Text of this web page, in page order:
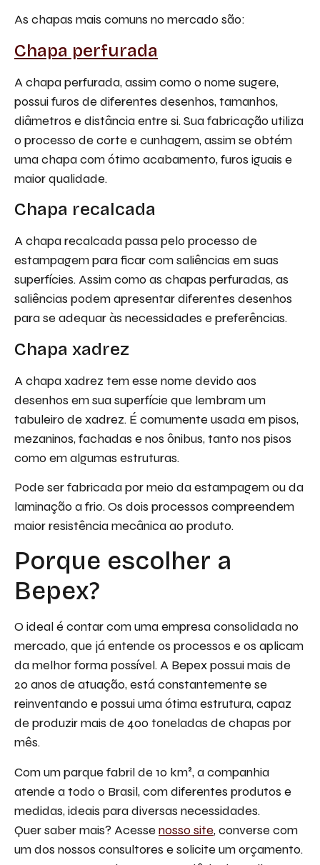
As chapas mais comuns no mercado são:
Chapa perfurada
A chapa perfurada, assim como o nome sugere,
possui furos de diferentes desenhos, tamanhos,
diâmetros e distância entre si. Sua fabricação utiliza
o processo de corte e cunhagem, assim se obtém
uma chapa com ótimo acabamento, furos iguais e
maior qualidade.
Chapa recalcada
A chapa recalcada passa pelo processo de
estampagem para ficar com saliências em suas
superfícies. Assim como as chapas perfuradas, as
saliências podem apresentar diferentes desenhos
para se adequar às necessidades e preferências.
Chapa xadrez
A chapa xadrez tem esse nome devido aos
desenhos em sua superfície que lembram um
tabuleiro de xadrez. É comumente usada em pisos,
mezaninos, fachadas e nos ônibus, tanto nos pisos
como em algumas estruturas.
Pode ser fabricada por meio da estampagem ou da
laminação a frio. Os dois processos compreendem
maior resistência mecânica ao produto.
Porque escolher a
Bepex?
O ideal é contar com uma empresa consolidada no
mercado, que já entende os processos e os aplicam
da melhor forma possível. A Bepex possui mais de
20 anos de atuação, está constantemente se
reinventando e possui uma ótima estrutura, capaz
de produzir mais de 400 toneladas de chapas por
mês.
Com um parque fabril de 10 km², a companhia
atende a todo o Brasil, com diferentes produtos e
medidas, ideais para diversas necessidades.
Quer saber mais? Acesse nosso site, converse com
um dos nossos consultores e solicite um orçamento.